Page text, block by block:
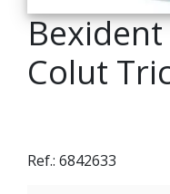
Bexident
Colut
Ref.: 6842633